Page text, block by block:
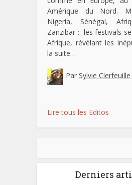
Amérique du Nord.
Nigeria, Sénégal,
Zanzibar : les festivals
Afrique, révélant les
la suite…
Par Sylvie Clerfeuille
Lire tous les Editos
Derniers